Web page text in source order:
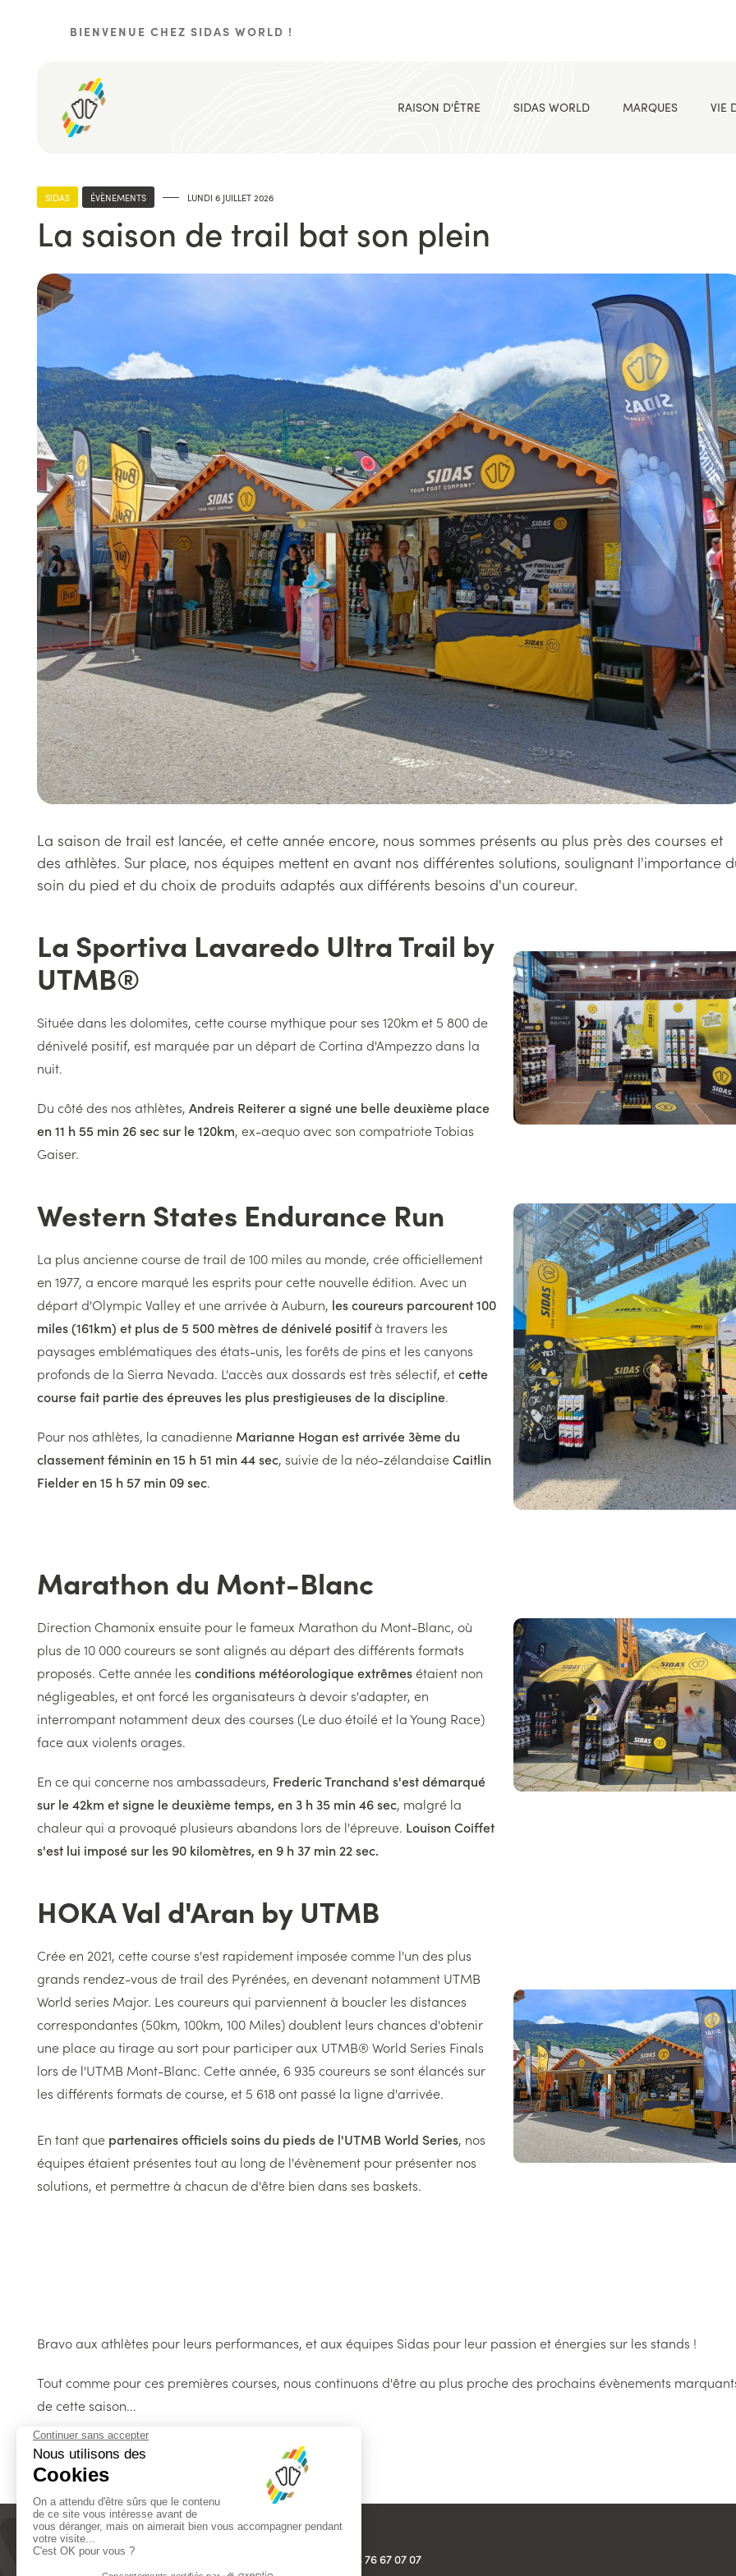
BIENVENUE CHEZ SIDAS WORLD !
RAISON D'ÊTRE SIDAS WORLD MARQUES VIE
SIDAS ÉVÈNEMENTS LUNDI 6 JUILLET 2026
La saison de trail bat son plein
La saison de trail est lancée, et cette année encore, nous sommes présents au plus près des courses et
des athlètes. Sur place, nos équipes mettent en avant nos différentes solutions, soulignant l'importance
soin du pied et du choix de produits adaptés aux différents besoins d'un coureur.
Titre
La Sportiva Lavaredo Ultra Trail by
UTMB®
Texte
Située dans les dolomites, cette course mythique pour ses 120km et 5 800 de
dénivelé positif, est marquée par un départ de Cortina d'Ampezzo dans la
nuit.
Du côté des nos athlètes, Andreis Reiterer a signé une belle deuxième place
en 11 h 55 min 26 sec sur le 120km, ex-aequo avec son compatriote Tobias
Gaiser.
Image
droite
Titre
Western States Endurance Run
Texte
La plus ancienne course de trail de 100 miles au monde, crée officiellement
en 1977, a encore marqué les esprits pour cette nouvelle édition. Avec un
départ d'Olympic Valley et une arrivée à Auburn, les coureurs parcourent 100
miles (161km) et plus de 5 500 mètres de dénivelé positifà travers les
paysages emblématiques des états-unis, les forêts de pins et les canyons
profonds de la Sierra Nevada. L'accès aux dossards est très sélectif, etcette
course fait partie des épreuves les plus prestigieuses de la discipline.
Pour nos athlètes, la canadienne Marianne Hogan est arrivée 3ème du
classement féminin en 15 h 51 min 44 sec, suivie de la néo-zélandaiseCaitlin
Fielder en 15 h 57 min 09 sec.
Image
droite
Titre
Marathon du Mont-Blanc
Texte
Direction Chamonix ensuite pour le fameux Marathon du Mont-Blanc, où
plus de 10 000 coureurs se sont alignés au départ des différents formats
proposés. Cette année les conditions météorologique extrêmesétaient non
négligeables, et ont forcé les organisateurs à devoir s'adapter, en
interrompant notamment deux des courses (Le duo étoilé et la Young Race)
face aux violents orages.
En ce qui concerne nos ambassadeurs, Frederic Tranchand s'est démarqué
sur le 42km et signe le deuxième temps, en 3 h 35 min 46 sec, malgré la
chaleur qui a provoqué plusieurs abandons lors de l'épreuve. Louison Coiffet
s'est lui imposé sur les 90 kilomètres, en 9 h 37 min 22 sec.
Image
droite
Titre
HOKA Val d'Aran by UTMB
Texte
Crée en 2021, cette course s'est rapidement imposée comme l'un des plus
grands rendez-vous de trail des Pyrénées, en devenant notamment UTMB
World series Major. Les coureurs qui parviennent à boucler les distances
correspondantes (50km, 100km, 100 Miles) doublent leurs chances d'obtenir
une place au tirage au sort pour participer aux UTMB® World Series Finals
lors de l'UTMB Mont-Blanc. Cette année, 6 935 coureurs se sont élancés sur
les différents formats de course, et 5 618 ont passé la ligne d'arrivée.
En tant que partenaires officiels soins du pieds de l'UTMB World Series, nos
équipes étaient présentes tout au long de l'évènement pour présenter nos
solutions, et permettre à chacun de d'être bien dans ses baskets.
Image
droite
Bravo aux athlètes pour leurs performances, et aux équipes Sidas pour leur passion et énergies sur les stands !
Tout comme pour ces premières courses, nous continuons d'être au plus proche des prochains évènements
de cette saison...
18 RUE LÉON BÉRIDOT
+33 4 76 67 07 07